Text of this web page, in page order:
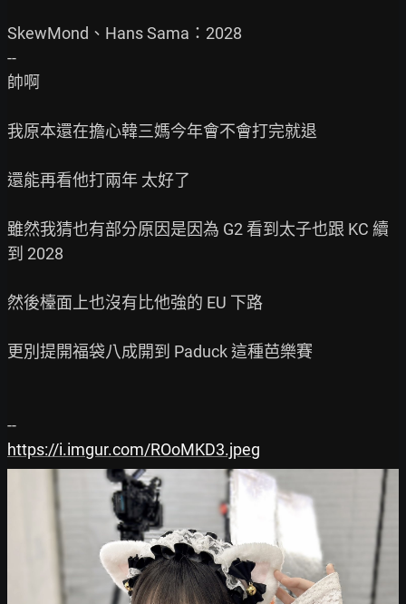
SkewMond、Hans Sama：2028
--
帥啊
我原本還在擔心韓三媽今年會不會打完就退
還能再看他打兩年 太好了
雖然我猜也有部分原因是因為 G2 看到太子也跟 KC 續
到 2028
然後檯面上也沒有比他強的 EU 下路
更別提開福袋八成開到 Paduck 這種芭樂賽
https://i.imgur.com/ROoMKD3.jpeg